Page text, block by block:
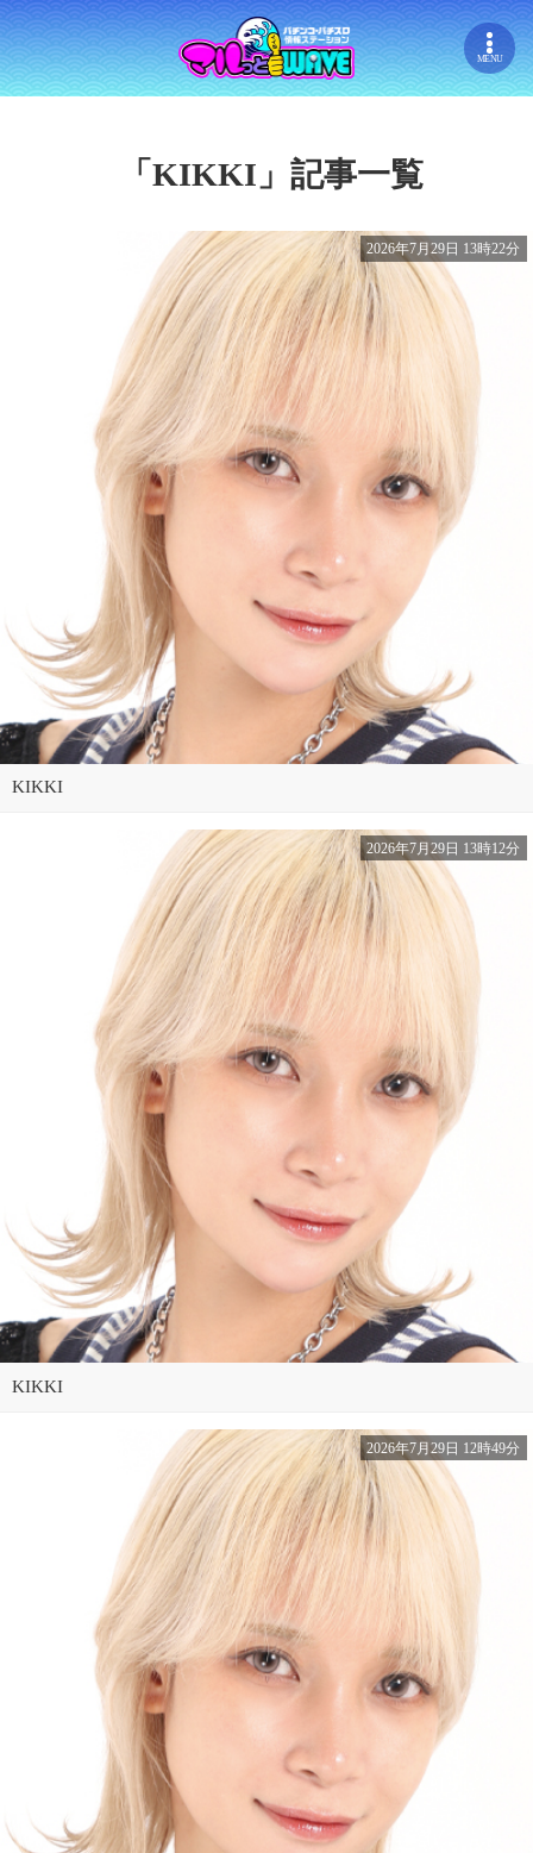
「KIKKI」記事一覧
2026年7月29日 13時22分
KIKKI
2026年7月29日 13時12分
KIKKI
2026年7月29日 12時49分
MENU